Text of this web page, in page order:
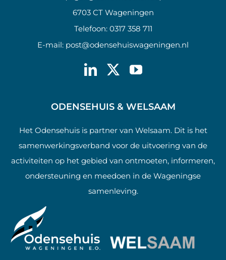
6703 CT Wageningen
Telefoon: 0317 358 711
E-mail: post@odensehuiswageningen.nl
ODENSEHUIS & WELSAAM
Het Odensehuis is partner van Welsaam. Dit is het
samenwerkingsverband voor de uitvoering van de
activiteiten op het gebied van ontmoeten, informeren,
ondersteuning en meedoen in de Wageningse
samenleving.